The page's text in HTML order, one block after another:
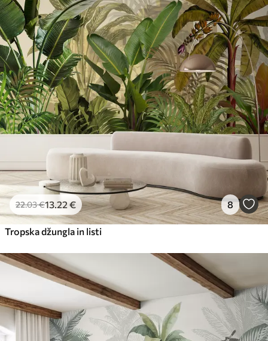
22.03€13 .22 € 8
Tropska džungla in listi